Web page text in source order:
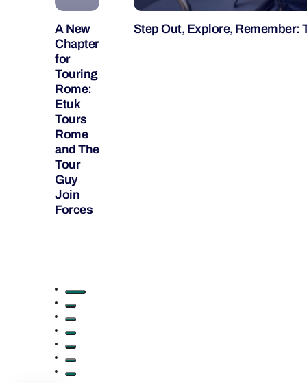
A New
Chapter
for
Touring
Rome:
Etuk
Tours
Rome
and The
Tour
Guy
Join
Forces
Step Out, Explore, Remember: